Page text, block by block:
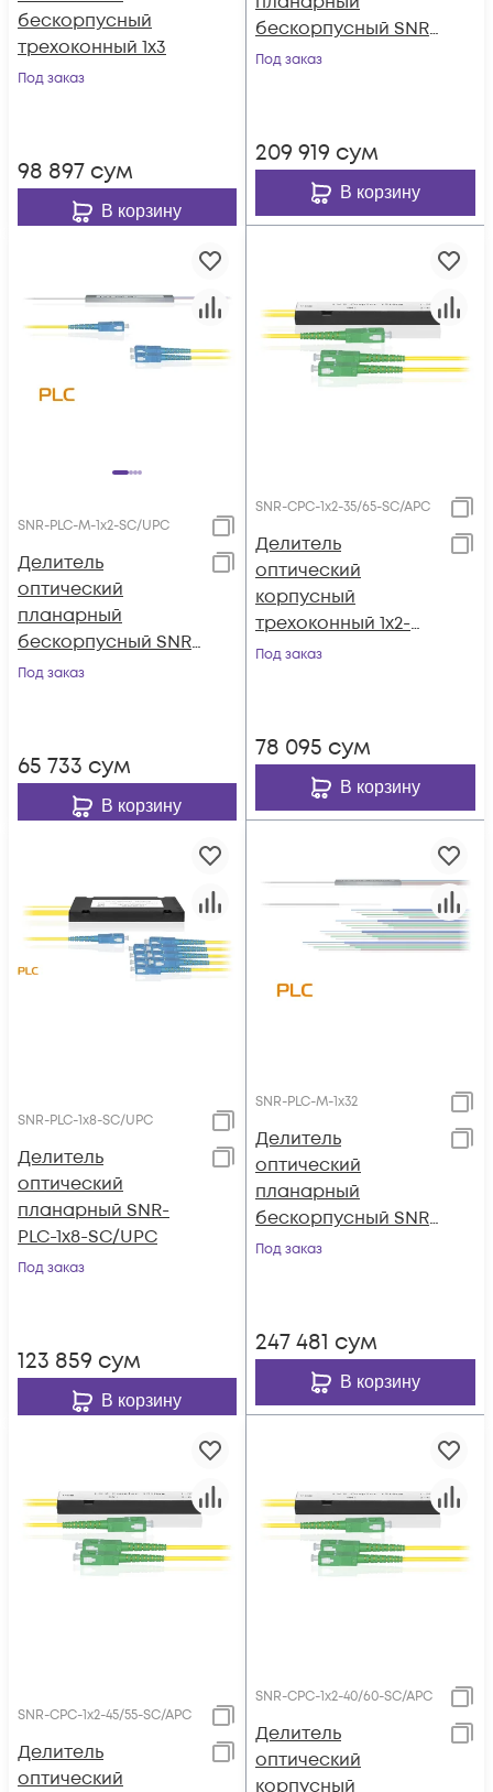
бескорпусный
трехоконный 1x3
Под заказ
98 897 сум
В корзину
бескорпусный SNR-
PLC-M-1x16-SC/UPC
Под заказ
209 919 сум
В корзину
SNR-PLC-M-1x2-SC/UPC
Делитель
оптический
планарный
бескорпусный SNR-
PLC-M-1x2-SC/UPC
Под заказ
65 733 сум
В корзину
SNR-CPC-1x2-35/65-SC/APC
Делитель
оптический
корпусный
трехоконный 1х2-
35/65 SC/APC
Под заказ
78 095 сум
В корзину
SNR-PLC-1x8-SC/UPC
Делитель
оптический
планарный SNR-
PLC-1x8-SC/UPC
Под заказ
123 859 сум
В корзину
SNR-PLC-M-1x32
Делитель
оптический
планарный
бескорпусный SNR-
PLC-M-1x32
Под заказ
247 481 сум
В корзину
SNR-CPC-1x2-45/55-SC/APC
Делитель
оптический
SNR-CPC-1x2-40/60-SC/APC
Делитель
оптический
корпусный